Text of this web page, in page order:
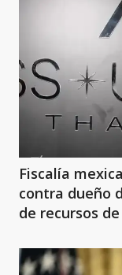
Fiscalía
contra dueño
de recursos